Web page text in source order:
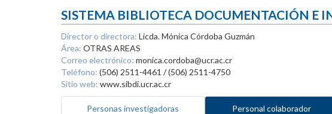
SISTEMA BIBLIOTECA DOCUMENTACIÓN E
Director o directora: Licda. Mónica Córdoba Guzmán
Área: OTRAS AREAS
Correo electrónico: monica.cordoba@ucr.ac.cr
Teléfono: (506) 2511-4461 / (506) 2511-4750
Sitio web: www.sibdi.ucr.ac.cr
Personas investigadoras Personal colaborador